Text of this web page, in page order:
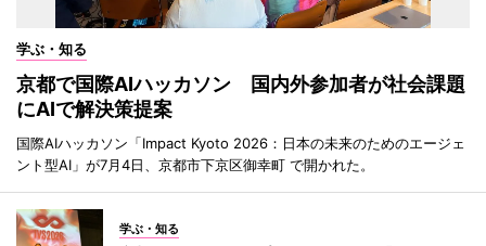
学ぶ・知る
京都で国際AIハッカソン 国内外参加者が社会課題
にAIで解決策提案
国際AIハッカソン「Impact Kyoto 2026：日本の未来のためのエージェ
ント型AI」が7月4日、京都市下京区御幸町 で開かれた。
学ぶ・知る